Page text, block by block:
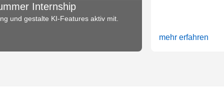
Internship
und gestalte KI-Features aktiv mit.
mehr erfahren